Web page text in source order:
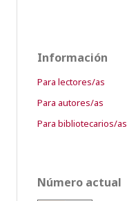
Información
Para lectores/as
Para autores/as
Para bibliotecarios/as
Número actual